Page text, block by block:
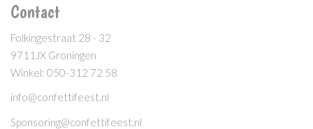
Contact
Folkingestraat 28 - 32
9711JX Groningen
Winkel: 050-312 72 58
info@confettifeest.nl
Sponsoring@confettifeest.nl